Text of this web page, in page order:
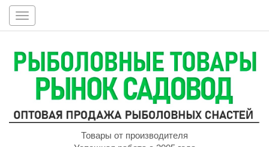
Toggle
navigation
Товары от производителя